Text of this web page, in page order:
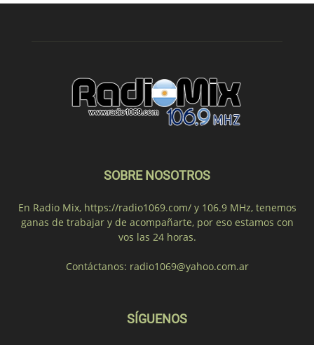
SOBRE NOSOTROS
En Radio Mix, https://radio1069.com/ y 106.9 MHz, tenemos
ganas de trabajar y de acompañarte, por eso estamos con
vos las 24 horas.
Contáctanos: radio1069@yahoo.com.ar
SÍGUENOS